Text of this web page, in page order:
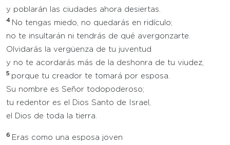
y poblarán las ciudades ahora desiertas.
4 No tengas miedo, no quedarás en ridículo;
no te insultarán ni tendrás de qué avergonzarte.
Olvidarás la vergüenza de tu juventud
y no te acordarás más de la deshonra de tu viudez,
5 porque tu creador te tomará por esposa.
Su nombre es Señor todopoderoso;
tu redentor es el Dios Santo de Israel,
el Dios de toda la tierra.
6 Eras como una esposa joven